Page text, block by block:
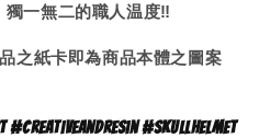
一無二的職人温度‼
之紙卡即為商品本體之 圖案
#skullhelmet